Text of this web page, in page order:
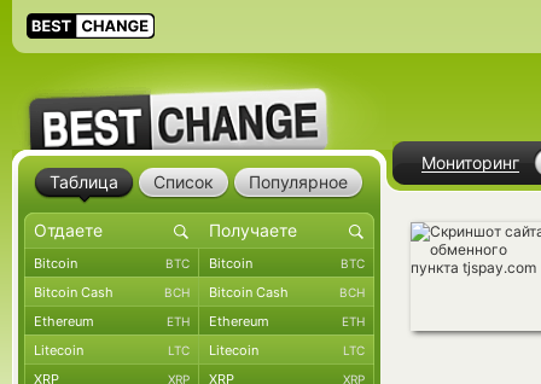
Мониторинг
Таблица Список Популярное
Bitcoin BTC Bitcoin BTC
Bitcoin Cash BCH Bitcoin Cash BCH
Ethereum ETH Ethereum ETH
Litecoin LTC Litecoin LTC
XRP XRP XRP XRP